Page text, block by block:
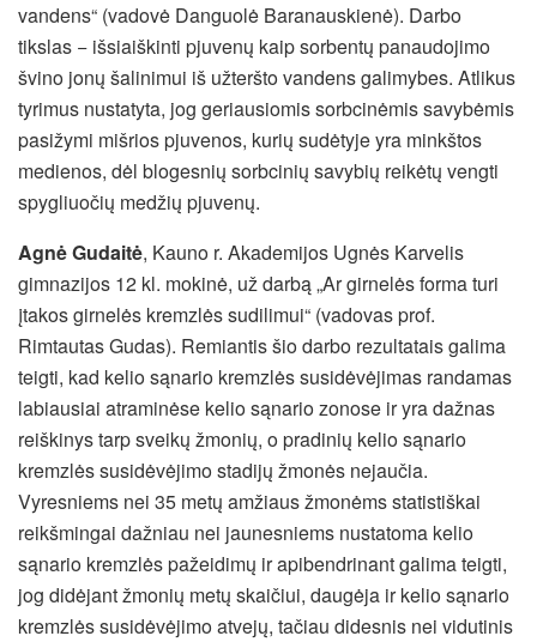
vandens“ (vadovė Danguolė Baranauskienė). Darbo
tikslas − išsiaiškinti pjuvenų kaip sorbentų panaudojimo
švino jonų šalinimui iš užteršto vandens galimybes. Atlikus
tyrimus nustatyta, jog geriausiomis sorbcinėmis savybėmis
pasižymi mišrios pjuvenos, kurių sudėtyje yra minkštos
medienos, dėl blogesnių sorbcinių savybių reikėtų vengti
spygliuočių medžių pjuvenų.
Agnė Gudaitė, Kauno r. Akademijos Ugnės Karvelis
gimnazijos 12 kl. mokinė, už darbą „Ar girnelės forma turi
įtakos girnelės kremzlės sudilimui“ (vadovas prof.
Rimtautas Gudas). Remiantis šio darbo rezultatais galima
teigti, kad kelio sąnario kremzlės susidėvėjimas randamas
labiausiai atraminėse kelio sąnario zonose ir yra dažnas
reiškinys tarp sveikų žmonių, o pradinių kelio sąnario
kremzlės susidėvėjimo stadijų žmonės nejaučia.
Vyresniems nei 35 metų amžiaus žmonėms statistiškai
reikšmingai dažniau nei jaunesniems nustatoma kelio
sąnario kremzlės pažeidimų ir apibendrinant galima teigti,
jog didėjant žmonių metų skaičiui, daugėja ir kelio sąnario
kremzlės susidėvėjimo atvejų, tačiau didesnis nei vidutinis